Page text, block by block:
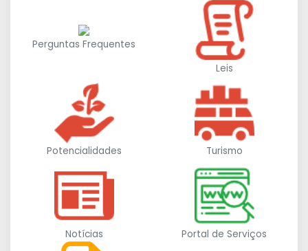
Perguntas Frequentes
Leis
Potencialidades Turismo
Notícias Portal de Serviços